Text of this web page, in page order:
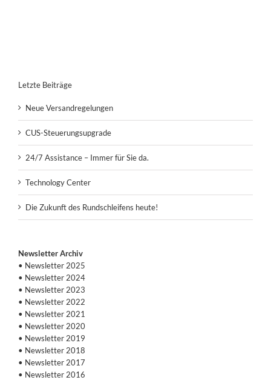
Letzte Beiträge
Neue Versandregelungen
CUS-Steuerungsupgrade
24/7 Assistance – Immer für Sie da.
Technology Center
Die Zukunft des Rundschleifens heute!
Newsletter Archiv
• Newsletter 2025
• Newsletter 2024
• Newsletter 2023
• Newsletter 2022
• Newsletter 2021
• Newsletter 2020
• Newsletter 2019
• Newsletter 2018
• Newsletter 2017
• Newsletter 2016